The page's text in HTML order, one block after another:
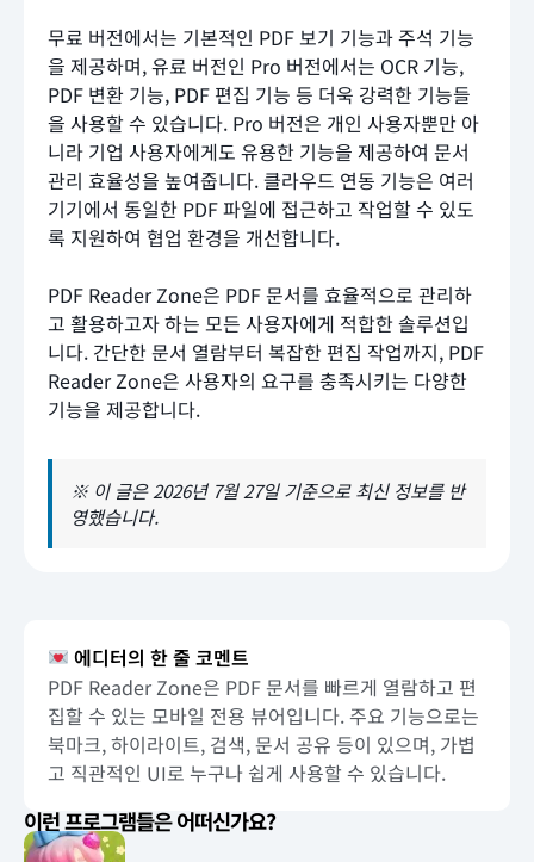
무료 버전에서는 기본적인 PDF 보기 기능과 주석 기능
을 제공하며, 유료 버전인 Pro 버전에서는 OCR 기능,
PDF 변환 기능, PDF 편집 기능 등 더욱 강력한 기능들
을 사용할 수 있습니다. Pro 버전은 개인 사용자뿐만 아
니라 기업 사용자에게도 유용한 기능을 제공하여 문서
관리 효율성을 높여줍니다. 클라우드 연동 기능은 여러
기기에서 동일한 PDF 파일에 접근하고 작업할 수 있도
록 지원하여 협업 환경을 개선합니다.
PDF Reader Zone은 PDF 문서를 효율적으로 관리하
고 활용하고자 하는 모든 사용자에게 적합한 솔루션입
니다. 간단한 문서 열람부터 복잡한 편집 작업까지, PDF
Reader Zone은 사용자의 요구를 충족시키는 다양한
기능을 제공합니다.
※ 이 글은 2026년 7월 27일 기준으로 최신 정보를 반
영했습니다.
에디터의 한 줄 코멘트
PDF Reader Zone은 PDF 문서를 빠르게 열람하고 편
집할 수 있는 모바일 전용 뷰어입니다. 주요 기능으로는
북마크, 하이라이트, 검색, 문서 공유 등이 있으며, 가볍
고 직관적인 UI로 누구나 쉽게 사용할 수 있습니다.
이런 프로그램들은 어떠신가요?